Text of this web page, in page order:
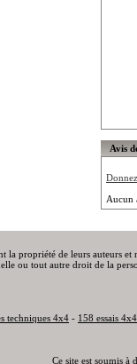
Avis
Aucun
la propriété de leurs auteurs
ou tout autre droit de la
techniques 4x4 - 158 essais 4x4
Ce site est soumis à